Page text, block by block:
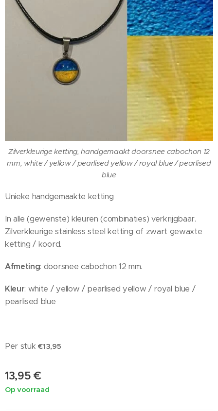
Zilverkleurige ketting, handgemaakt doorsnee cabochon 12
mm, white / yellow / pearlised yellow / royal blue / pearlised
blue
Unieke handgemaakte ketting
In alle (gewenste) kleuren (combinaties) verkrijgbaar.
Zilverkleurige stainless steel ketting of zwart gewaxte
ketting / koord.
Afmeting: doorsnee cabochon 12 mm.
Kleur: white / yellow / pearlised yellow / royal blue /
pearlised blue
Per stuk €13,95
13,95 €
Op voorraad